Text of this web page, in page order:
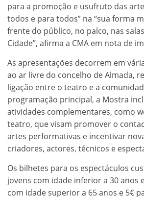
para a promoção e usufruto das
todos e para todos” na “sua forma
frente do público, no palco, nas
Cidade”, afirma a CMA em nota de
As apresentações decorrem em
ao ar livre do concelho de Almada,
ligação entre o teatro e a
programação principal, a Mostra
atividades complementares, como
teatro, que visam promover o
artes performativas e incentivar
criadores, actores, técnicos e
Os bilhetes para os espectáculos
jovens com idade inferior a 30 anos
com idade superior a 65 anos e 5€